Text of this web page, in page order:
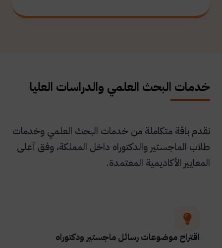
خدمات البحث العلمي والدراسات العليا
نقدم باقة متكاملة من خدمات البحث العلمي وخدمات
طلاب الماجستير والدكتوراه داخل المملكة، وفق أعلى
المعايير الأكاديمية المعتمدة.
اقتراح موضوعات رسائل ماجستير ودكتوراه